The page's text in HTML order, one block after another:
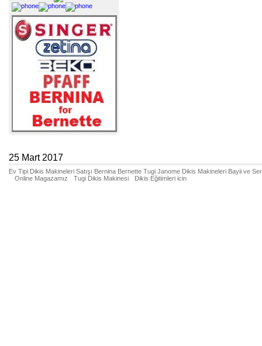
25 Mart 2017
Ev Tipi Dikis Makineleri Satışı Bernina Bernette Tugi Janome Dikis Makineleri Bayii ve
Online Magazamız
Tugi Dikis Makinesi Dikis Eğitimleri icin